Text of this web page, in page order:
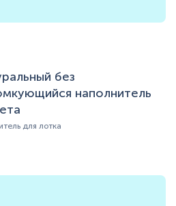
без
наполнитель
для лотка